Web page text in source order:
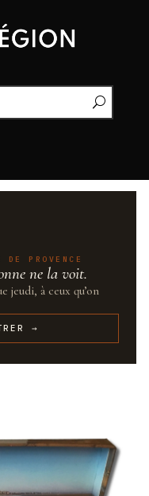
PROVENCE
ne la voit.
à ceux qu’on
→